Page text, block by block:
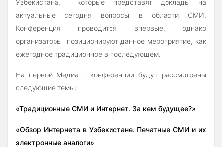
Узбекистана, которые представят доклады на
актуальные сегодня вопросы в области СМИ.
Конференция проводится впервые, однако
организаторы позиционируют данное мероприятие, как
ежегодное традиционное в последующем.
На первой Медиа - конференции будут рассмотрены
следующие темы:
«Традиционные СМИ и Интернет. За кем будущее?»
«Обзор Интернета в Узбекистане. Печатные СМИ и их
электронные аналоги»